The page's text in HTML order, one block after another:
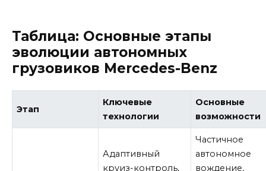
Таблица: Основные этапы
эволюции автономных
грузовиков Mercedes-Benz
Этап
Ключевые
технологии
Основные
возможности
Адаптивный
круиз-контроль,
Частичное
автономное
вождение,